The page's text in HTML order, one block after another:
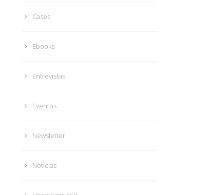
Cases
Ebooks
Entrevistas
Eventos
Newsletter
Notícias